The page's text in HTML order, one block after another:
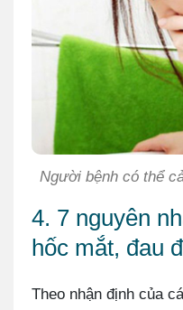
Người bệnh có thể
4. 7 nguyên
hốc mắt, đau
Theo nhận định của